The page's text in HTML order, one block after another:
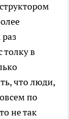
толку в
что люди,
по
не так